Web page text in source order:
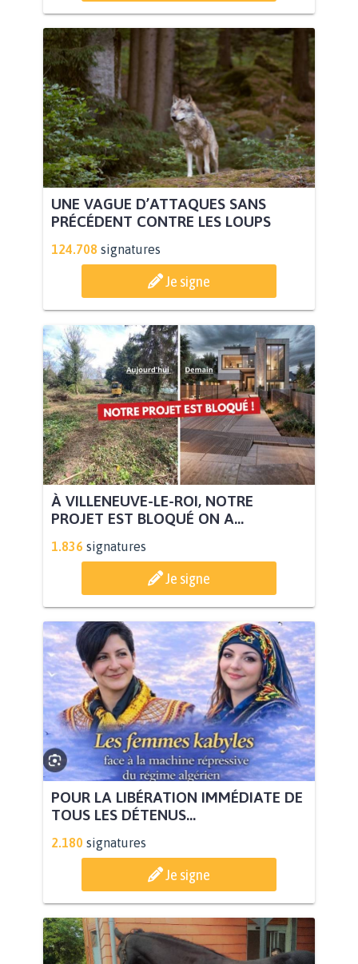
UNE VAGUE D’ATTAQUES SANS
PRÉCÉDENT CONTRE LES LOUPS
124.708 signatures
Je signe
À VILLENEUVE-LE-ROI, NOTRE
PROJET EST BLOQUÉ ON A...
1.836 signatures
Je signe
POUR LA LIBÉRATION IMMÉDIATE DE
TOUS LES DÉTENUS...
2.180 signatures
Je signe